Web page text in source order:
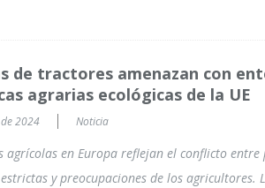
de tractores amenazan con
agrarias ecológicas de la UE
2024 Noticia
agrícolas en Europa reflejan el conflicto entre
y preocupaciones de los agricultores.